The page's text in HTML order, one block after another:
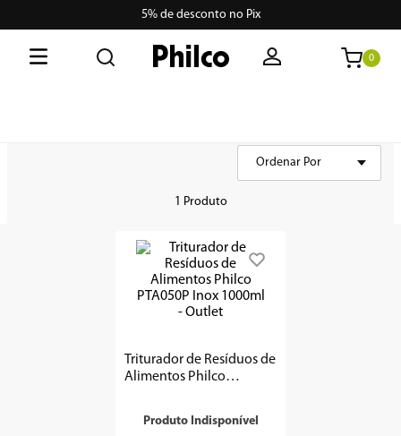
5% de desconto no Pix
0
Ordenar Por
MAIS VENDIDOS
1 Produto
Triturador de Resíduos de
Alimentos Philco
Produto Indisponível